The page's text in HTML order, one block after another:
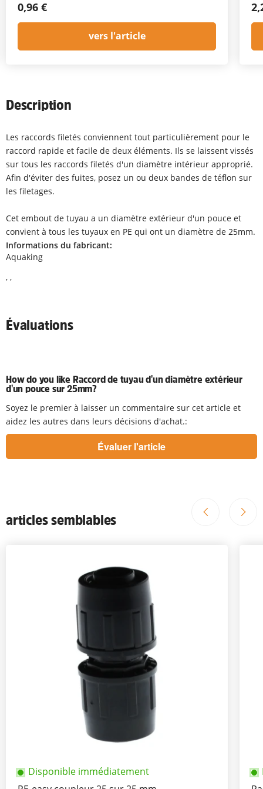
0,96 €
vers l'article
Description
Les raccords filetés conviennent tout particulièrement pour le
raccord rapide et facile de deux éléments. Ils se laissent vissés
sur tous les raccords filetés d'un diamètre intérieur approprié.
Afin d'éviter des fuites, posez un ou deux bandes de téflon sur
les filetages.
Cet embout de tuyau a un diamètre extérieur d'un pouce et
convient à tous les tuyaux en PE qui ont un diamètre de 25mm.
Informations du fabricant:
Aquaking
, ,
Évaluations
How do you like Raccord de tuyau d'un diamètre extérieur
d'un pouce sur 25mm?
Soyez le premier à laisser un commentaire sur cet article et
aidez les autres dans leurs décisions d'achat.:
articles semblables
Disponible immédiatement